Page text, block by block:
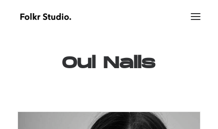
Oui Nails